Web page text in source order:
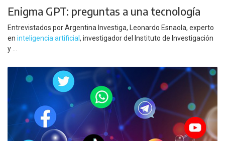
Enigma GPT: preguntas a una tecnología
Entrevistados por Argentina Investiga, Leonardo Esnaola, experto
en inteligencia artificial , investigador del Instituto de Investigación
y ...